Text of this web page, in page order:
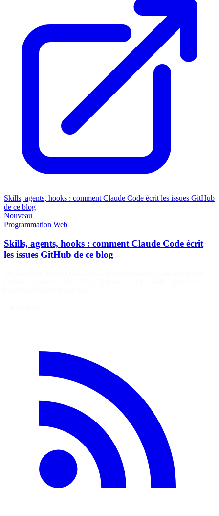
Skills, agents, hooks : comment Claude Code écrit les issues GitHub
de ce blog
Nouveau
Programmation Web
Skills, agents, hooks : comment Claude Code écrit
les issues GitHub de ce blog